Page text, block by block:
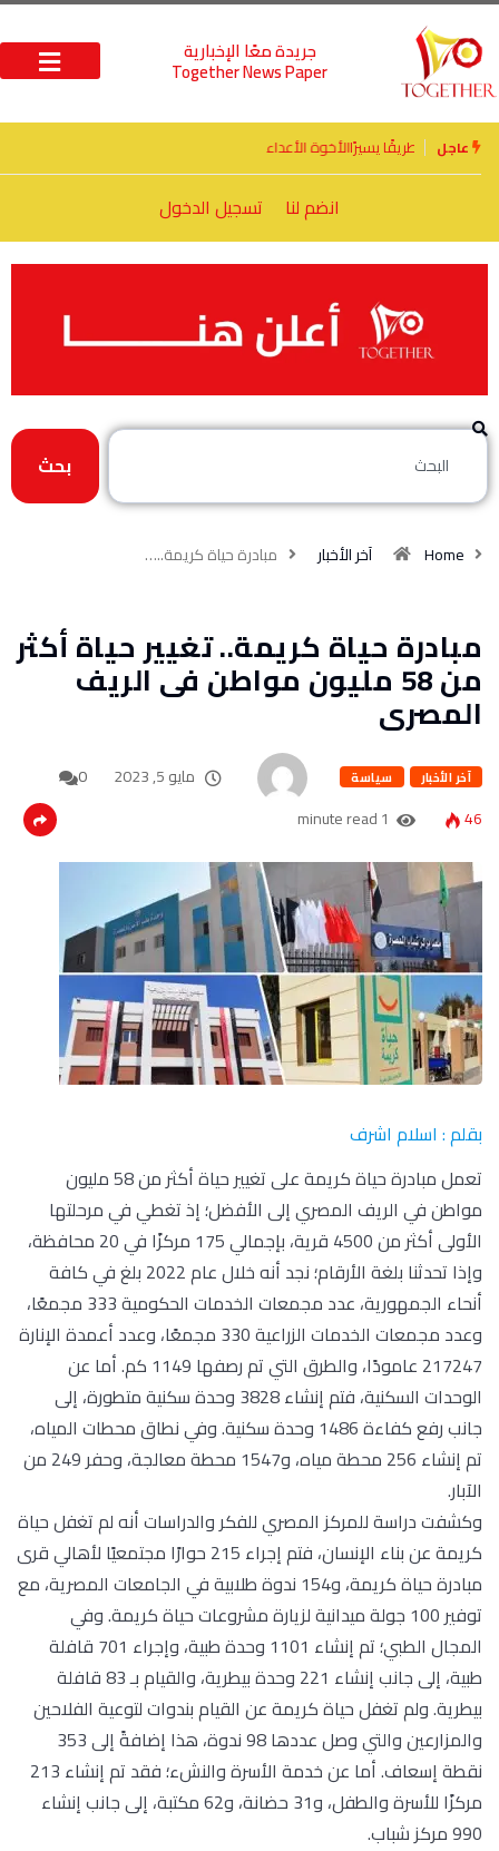
جريدة معًا الإخبارية
Together News Paper
عاجل الأخوة الأعداء وحتمًا لابد من لقاء
انضم لنا تسجيل الدخول
بحث
Home آخر الأخبار مبادرة حياة كريمة..…
مبادرة حياة كريمة.. تغيير حياة أكثر
من 58 مليون مواطن فى الريف
المصرى
آخر الأخبار سياسة مايو 5, 2023
0
46
1 minute read
بقلم : اسلام اشرف
تعمل مبادرة حياة كريمة على تغيير حياة أكثر من 58 مليون
مواطن في الريف المصري إلى الأفضل؛ إذ تغطي في مرحلتها
الأولى أكثر من 4500 قرية، بإجمالي 175 مركزًا في 20 محافظة،
وإذا تحدثنا بلغة الأرقام؛ نجد أنه خلال عام 2022 بلغ في كافة
أنحاء الجمهورية، عدد مجمعات الخدمات الحكومية 333 مجمعًا،
وعدد مجمعات الخدمات الزراعية 330 مجمعًا، وعدد أعمدة الإنارة
217247 عامودًا، والطرق التي تم رصفها 1149 كم. أما عن
الوحدات السكنية، فتم إنشاء 3828 وحدة سكنية متطورة، إلى
جانب رفع كفاءة 1486 وحدة سكنية. وفي نطاق محطات المياه،
تم إنشاء 256 محطة مياه، و1547 محطة معالجة، وحفر 249 من
الآبار.
وكشفت دراسة للمركز المصري للفكر والدراسات أنه لم تغفل حياة
كريمة عن بناء الإنسان، فتم إجراء 215 حوارًا مجتمعيًا لأهالي قرى
مبادرة حياة كريمة، و154 ندوة طلابية في الجامعات المصرية، مع
توفير 100 جولة ميدانية لزيارة مشروعات حياة كريمة. وفي
المجال الطبي؛ تم إنشاء 1101 وحدة طبية، وإجراء 701 قافلة
طبية، إلى جانب إنشاء 221 وحدة بيطرية، والقيام بـ 83 قافلة
بيطرية. ولم تغفل حياة كريمة عن القيام بندوات لتوعية الفلاحين
والمزارعين والتي وصل عددها 98 ندوة، هذا إضافةً إلى 353
نقطة إسعاف. أما عن خدمة الأسرة والنشء؛ فقد تم إنشاء 213
مركزًا للأسرة والطفل، و31 حضانة، و62 مكتبة، إلى جانب إنشاء
990 مركز شباب.